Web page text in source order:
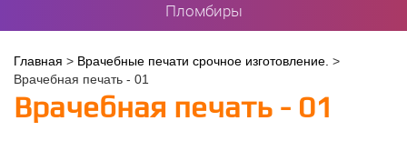
Пломбиры
Вы
здесь
Главная > Врачебные печати срочное изготовление. >
Врачебная печать - 01
Врачебная печать - 01